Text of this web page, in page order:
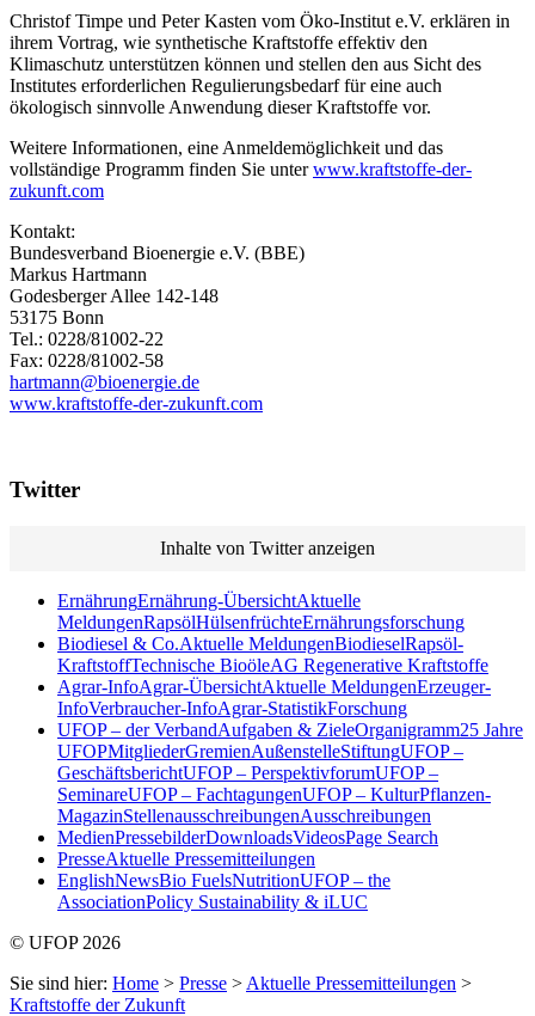
Christof Timpe und Peter Kasten vom Öko-Institut e.V. erklären in
ihrem Vortrag, wie synthetische Kraftstoffe effektiv den
Klimaschutz unterstützen können und stellen den aus Sicht des
Institutes erforderlichen Regulierungsbedarf für eine auch
ökologisch sinnvolle Anwendung dieser Kraftstoffe vor.
Weitere Informationen, eine Anmeldemöglichkeit und das
vollständige Programm finden Sie unterwww.kraftstoffe-der-
zukunft.com
Kontakt:
Bundesverband Bioenergie e.V. (BBE)
Markus Hartmann
Godesberger Allee 142-148
53175 Bonn
Tel.: 0228/81002-22
Fax: 0228/81002-58
hartmann@bioenergie.de
www.kraftstoffe-der-zukunft.com
Twitter
Inhalte von Twitter anzeigen
ErnährungErnährung-ÜbersichtAktuelle
MeldungenRapsölHülsenfrüchteErnährungsforschung
Biodiesel & Co.Aktuelle MeldungenBiodieselRapsöl-
KraftstoffTechnische BioöleAG Regenerative Kraftstoffe
Agrar-InfoAgrar-ÜbersichtAktuelle MeldungenErzeuger-
InfoVerbraucher-InfoAgrar-StatistikForschung
UFOP – der VerbandAufgaben & ZieleOrganigramm25 Jahre
UFOPMitgliederGremienAußenstelleStiftungUFOP –
GeschäftsberichtUFOP – PerspektivforumUFOP –
SeminareUFOP – FachtagungenUFOP – KulturPflanzen-
MagazinStellenausschreibungenAusschreibungen
MedienPressebilderDownloadsVideosPage Search
PresseAktuelle Pressemitteilungen
EnglishNewsBio FuelsNutritionUFOP – the
AssociationPolicy Sustainability & iLUC
© UFOP 2026
Sie sind hier: Home > Presse > Aktuelle Pressemitteilungen >
Kraftstoffe der Zukunft